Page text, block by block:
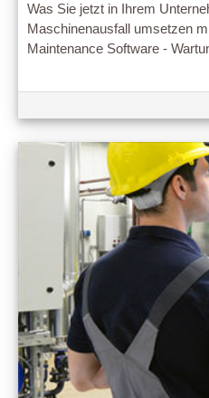
Was Sie jetzt in Ihrem
Maschinenausfall umsetzen
Maintenance Software -